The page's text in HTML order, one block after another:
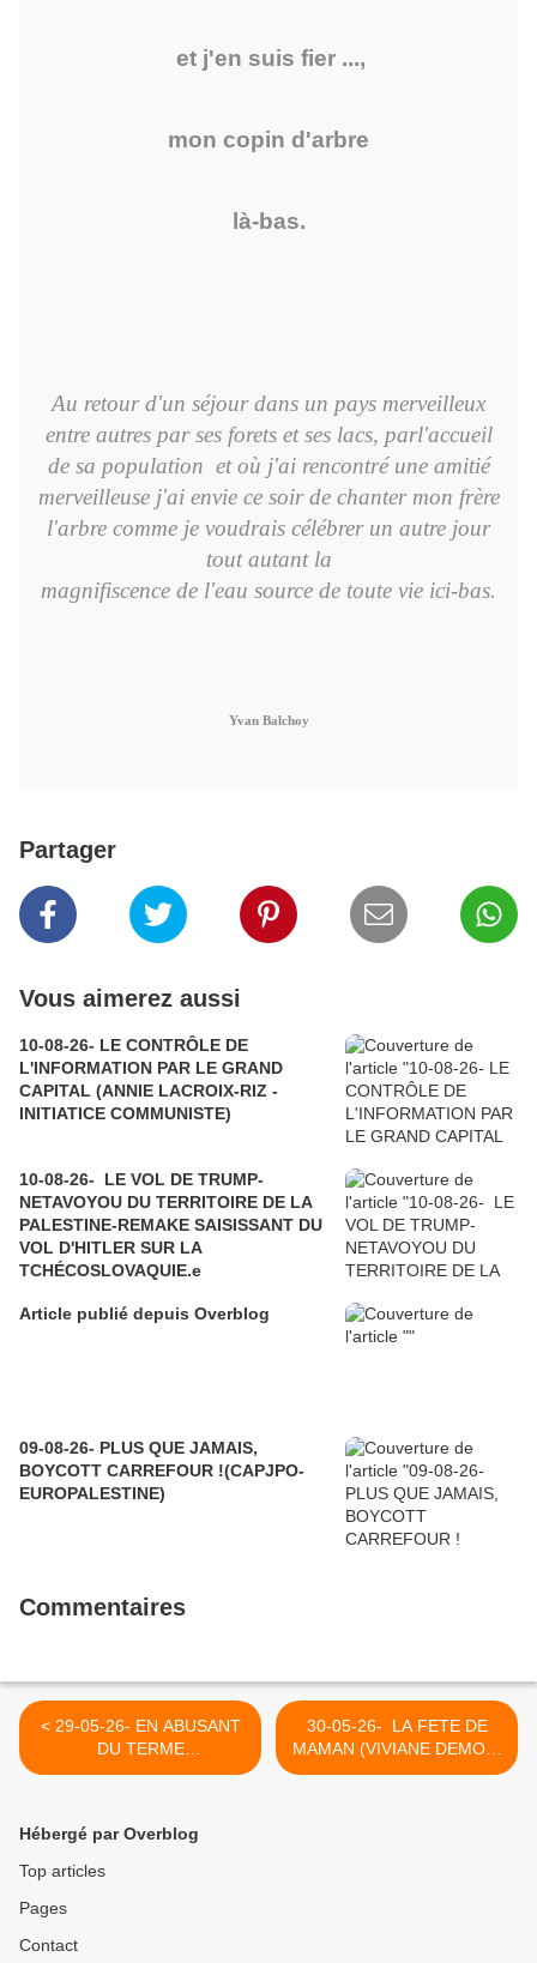
et j'en suis fier ...,
mon copin d'arbre
là-bas.
Au retour d'un séjour dans un pays merveilleux
entre autres par ses forets et ses lacs, parl'accueil
de sa population et où j'ai rencontré une amitié
merveilleuse j'ai envie ce soir de chanter mon frère
l'arbre comme je voudrais célébrer un autre jour
tout autant la
magnifiscence de l'eau source de toute vie ici-bas.
Yvan Balchoy
Partager
Vous aimerez aussi
10-08-26- LE CONTRÔLE DE
L'INFORMATION PAR LE GRAND
CAPITAL (ANNIE LACROIX-RIZ -
INITIATICE COMMUNISTE)
10-08-26- LE VOL DE TRUMP-
NETAVOYOU DU TERRITOIRE DE LA
PALESTINE-REMAKE SAISISSANT DU
VOL D'HITLER SUR LA
TCHÉCOSLOVAQUIE.e
Article publié depuis Overblog
09-08-26- PLUS QUE JAMAIS,
BOYCOTT CARREFOUR !(CAPJPO-
EUROPALESTINE)
Commentaires
< 29-05-26- EN ABUSANT
DU TERME
ANTISEMITISME
VIDER CE TERME DE SA
VALEUR HISTORIQUE.
30-05-26- LA FETE DE
MAMAN (VIVIANE DEMOL)
>
Hébergé par Overblog
Top articles
Pages
Contact